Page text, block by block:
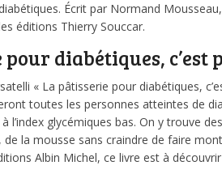
Écrit par Normand
éditions Thierry Souccar.
diabétiques, c’est
« La pâtisserie pour diabétiques,
toutes les personnes atteintes de
l’index glycémiques bas. On y trouve
de la mousse sans craindre de faire
Albin Michel, ce livre est à